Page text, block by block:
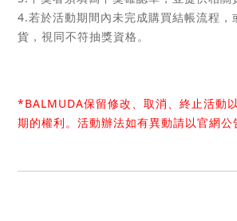
4.若於活動期間內未完成購買結帳流程，
貨，視同不符抽獎資格。
*BALMUDA保留修改、取消、終止活動
期的權利。活動辦法如有異動請以官網公